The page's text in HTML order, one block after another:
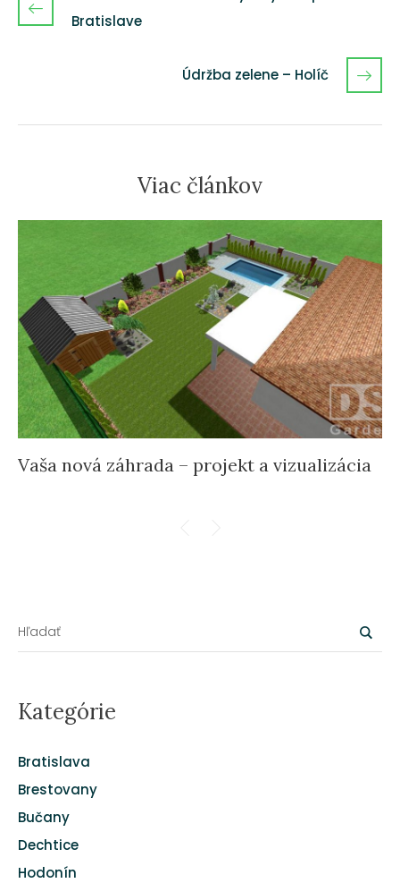
Bratislave
Údržba zelene – Holíč
Viac článkov
Vaša nová záhrada – projekt a vizualizácia
Kategórie
Bratislava
Brestovany
Bučany
Dechtice
Hodonín